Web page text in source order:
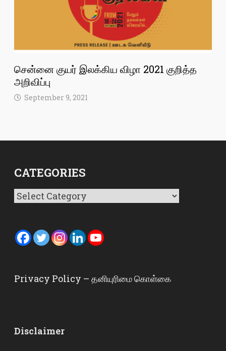
சென்னை குயர் இலக்கிய விழா 2021 குறித்த
அறிவிப்பு
September 9, 2021
CATEGORIES
Categories
Privacy Policy – தனியுரிமை கொள்கை
Disclaimer